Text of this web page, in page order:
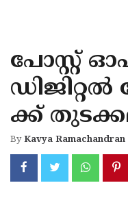
KANNUR
KASARAGOD
പോസ്റ്റ്
ക്ക്
ByKavya Ramachandran